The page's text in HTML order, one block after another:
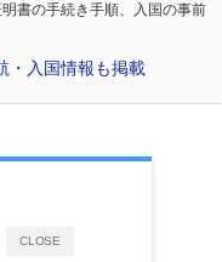
書の手続き手順、入国の事前
・入国情報も掲載
CLOSE